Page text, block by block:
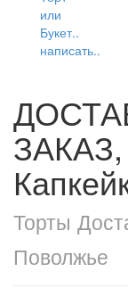
написать..
ЗАКАЗ,
Торты
Поволжье